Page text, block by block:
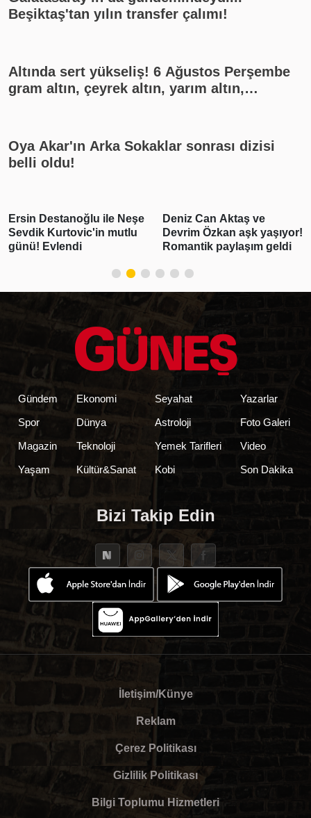
Beşiktaş'tan yılın transfer çalımı!
Altında sert yükseliş! 6 Ağustos Perşembe
gram altın, çeyrek altın, yarım altın,
Oya Akar'ın Arka Sokaklar sonrası dizisi
belli oldu!
Deniz Can Aktaş ve
Devrim Özkan aşk yaşıyor!
Romantik paylaşım geldi
Yoğun bakıma kaldırılan
Cansever'den haber var!
Açıklama geldi
Gündem
Spor
Magazin
Yaşam
Ekonomi
Dünya
Teknoloji
Kültür&Sanat
Seyahat
Astroloji
Yemek Tarifleri
Kobi
Yazarlar
Foto Galeri
Video
Son Dakika
Bizi Takip Edin
İletişim/Künye
Reklam
Çerez Politikası
Gizlilik Politikası
Bilgi Toplumu Hizmetleri